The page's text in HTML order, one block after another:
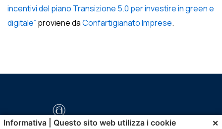
incentivi del piano Transizione 5.0 per investire in green e
digitale” proviene daConfartigianato Imprese.
Informativa | Questo sito web utilizza i cookie ×